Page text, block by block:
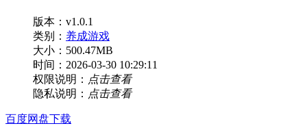
版本：v1.0.1
类别： 养成游戏
大小：500.47MB
时间：2026-03-30 10:29:11
权限说明： 点击查看
隐私说明： 点击查看
百度网盘下载